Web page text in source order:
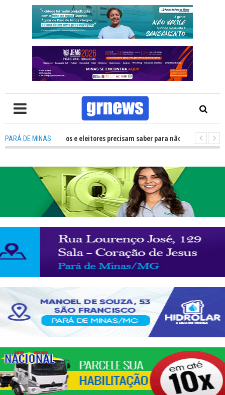
PARÁ DE MINAS
O que candidatos e eleitores precisam saber para não ter problemas nas